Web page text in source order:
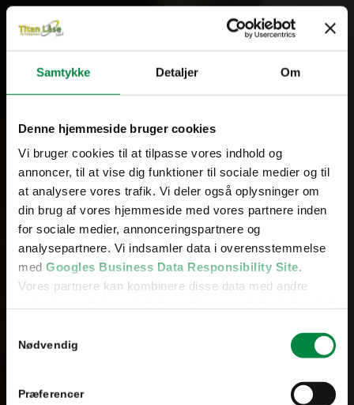
Samtykke Detaljer Om
Denne hjemmeside bruger cookies
Vi bruger cookies til at tilpasse vores indhold og
annoncer, til at vise dig funktioner til sociale medier og til
at analysere vores trafik. Vi deler også oplysninger om
din brug af vores hjemmeside med vores partnere inden
for sociale medier, annonceringspartnere og
analysepartnere. Vi indsamler data i overensstemmelse
med Googles Business Data Responsibility Site.
Vores partnere kan kombinere disse data med andre
Se Cookie & Privatlivspolitik
Nødvendig
Præferencer